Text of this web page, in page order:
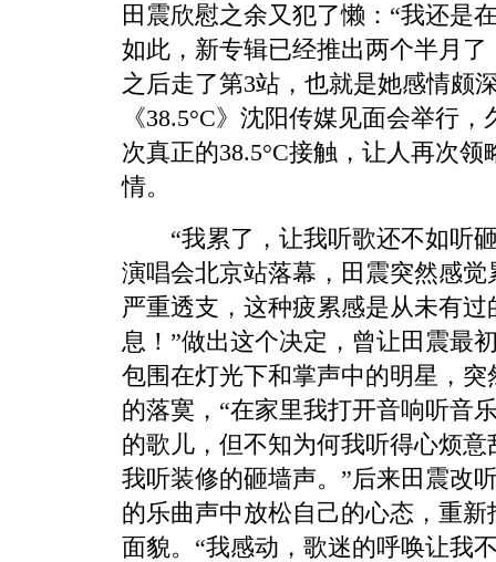
田震欣慰之余又犯了懒：“我还是
如此，新专辑已经推出两个半月
之后走了第3站，也就是她感情颇
《38.5°C》沈阳传媒见面会举行
次真正的38.5°C接触，让人再次
情。
“我累了，让我听歌还不如听砸
演唱会北京站落幕，田震突然感
严重透支，这种疲累感是从未有
息！”做出这个决定，曾让田震最
包围在灯光下和掌声中的明星，
的落寞，“在家里我打开音响听音
的歌儿，但不知为何我听得心烦
我听装修的砸墙声。”后来田震改
的乐曲声中放松自己的心态，重
面貌。“我感动，歌迷的呼唤让我